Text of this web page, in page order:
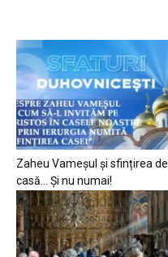
Zaheu Vameșul și sfințirea de
casă… Și nu numai!